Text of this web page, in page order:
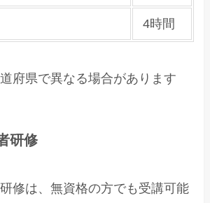
4時間
府県で異なる場合があります
研修
修は、無資格の方でも受講可能